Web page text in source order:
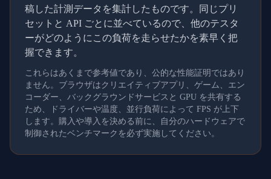
稿した計測データを集計したものです。同じプリ
セットと API ごとに並べているので、他のテスタ
ーがどのようにこの負荷を走らせたかを素早く把
握できます。
これらはあくまで参考値であり、公的な性能証明ではあり
ません。ブラウザはクリエイティブアプリ、ゲーム、エン
コーダー、バックグラウンドサービスと GPU を共有する
ため、ドライバーや温度、並行負荷によって FPS が上下
します。購入や導入を決める前に、自分のハードウェアで
制御されたベンチマークを必ず実施してください。